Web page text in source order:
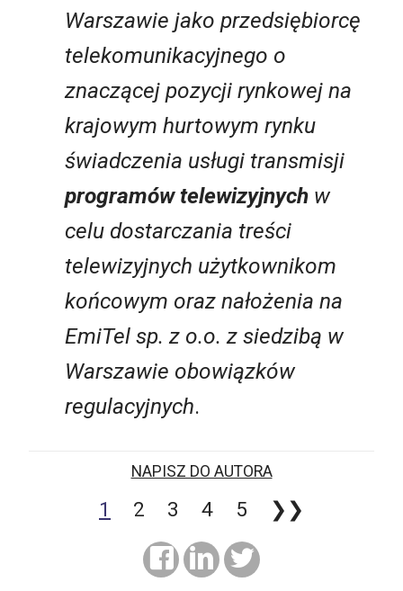
Warszawie jako przedsiębiorcę
telekomunikacyjnego o
znaczącej pozycji rynkowej na
krajowym hurtowym rynku
świadczenia usługi transmisji
programów telewizyjnych w
celu dostarczania treści
telewizyjnych użytkownikom
końcowym oraz nałożenia na
EmiTel sp. z o.o. z siedzibą w
Warszawie obowiązków
regulacyjnych.
NAPISZ DO AUTORA
1 2 3 4 5 ❯❯